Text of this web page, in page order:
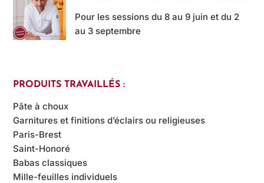
Pour les sessions du 8 au 9 juin et du 2
au 3 septembre
PRODUITS TRAVAILLÉS :
Pâte à choux
Garnitures et finitions d’éclairs ou religieuses
Paris-Brest
Saint-Honoré
Babas classiques
Mille-feuilles individuels